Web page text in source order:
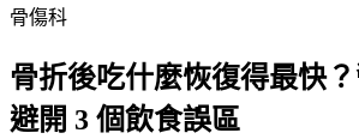
骨傷科
骨折後吃什麼恢復得最快？
避開 3 個飲食誤區